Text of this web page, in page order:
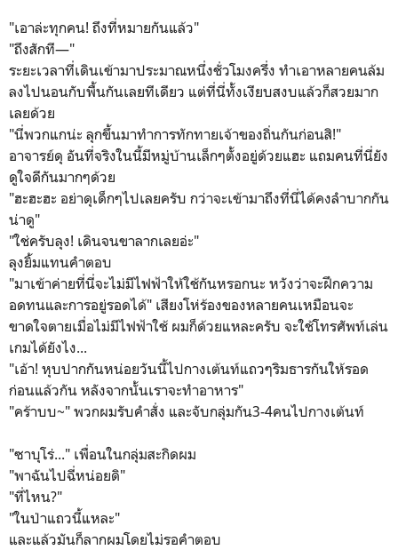
"เอาล่ะทุกคน! ถึงที่หมายกันแล้ว"
"ถึงสักที—"
ระยะเวลาที่เดินเข้ามาประมาณหนึ่งชั่วโมงครึ่ง ทำเอาหลายคนล้ม
ลงไปนอนกับพื้นกันเลยทีเดียว แต่ที่นี่ทั้งเงียบสงบแล้วก็สวยมาก
เลยด้วย
"นี่พวกแกน่ะ ลุกขึ้นมาทำการทักทายเจ้าของถิ่นกันก่อนสิ!"
อาจารย์ดุ อันที่จริงในนี้มีหมู่บ้านเล็กๆตั้งอยู่ด้วยแฮะ แถมคนที่นี่ยัง
ดูใจดีกันมากๆด้วย
"ฮะฮะฮะ อย่าดุเด็กๆไปเลยครับ กว่าจะเข้ามาถึงที่นี่ได้คงลำบากกัน
น่าดู"
"ใช่ครับลุง! เดินจนขาลากเลยอ่ะ"
ลุงยิ้มแทนคำตอบ
"มาเข้าค่ายที่นี่จะไม่มีไฟฟ้าให้ใช้กันหรอกนะ หวังว่าจะฝึกความ
อดทนและการอยู่รอดได้" เสียงโห่ร้องของหลายคนเหมือนจะ
ขาดใจตายเมื่อไม่มีไฟฟ้าใช้ ผมก็ด้วยแหละครับ จะใช้โทรศัพท์เล่น
เกมได้ยังไง...
"เอ้า! หุบปากกันหน่อยวันนี้ไปกางเต้นท์แถวๆริมธารกันให้รอด
ก่อนแล้วกัน หลังจากนั้นเราจะทำอาหาร"
"คร้าบบ~" พวกผมรับคำสั่ง และจับกลุ่มกัน3-4คนไปกางเต้นท์
"ซาบุโร่..." เพื่อนในกลุ่มสะกิดผม
"พาฉันไปฉี่หน่อยดิ"
"ที่ไหน?"
"ในป่าแถวนี้แหละ"
และแล้วมันก็ลากผมโดยไม่รอคำตอบ